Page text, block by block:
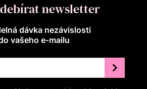
newsletter
dávka nezávislosti
vašeho e‑mailu